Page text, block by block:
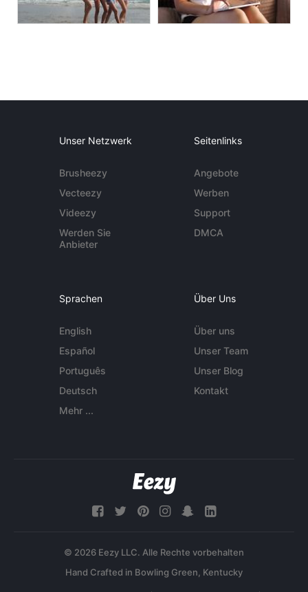
Unser Netzwerk
Brusheezy
Vecteezy
Videezy
Werden Sie
Anbieter
Seitenlinks
Angebote
Werben
Support
DMCA
Sprachen
English
Español
Português
Deutsch
Mehr ...
Über Uns
Über uns
Unser Team
Unser Blog
Kontakt
© 2026 Eezy LLC. Alle Rechte vorbehalten